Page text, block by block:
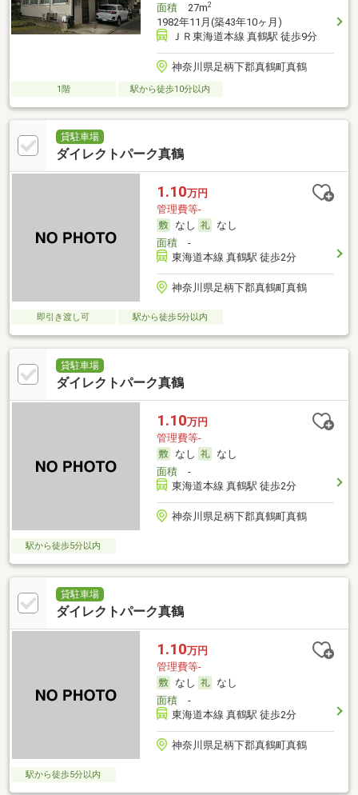
面積27m2
1982年11月(築43年10ヶ月)
ＪＲ東海道本線 真鶴駅 徒歩9分
神奈川県足柄下郡真鶴町真鶴
1階 駅から徒歩10分以内
貸駐車場
ダイレクトパーク真鶴
1.10万円
管理費等-
なし
なし
面積-
東海道本線 真鶴駅 徒歩2分
神奈川県足柄下郡真鶴町真鶴
即引き渡し可 駅から徒歩5分以内
貸駐車場
ダイレクトパーク真鶴
1.10万円
管理費等-
なし
なし
面積-
東海道本線 真鶴駅 徒歩2分
神奈川県足柄下郡真鶴町真鶴
駅から徒歩5分以内
貸駐車場
ダイレクトパーク真鶴
1.10万円
管理費等-
なし
なし
面積-
東海道本線 真鶴駅 徒歩2分
神奈川県足柄下郡真鶴町真鶴
駅から徒歩5分以内